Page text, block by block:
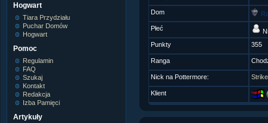
Hogwart
Tiara Przydziału
Puchar Domów
Hogwart
Pomoc
Regulamin
FAQ
Szukaj
Kontakt
Redakcja
Izba Pamięci
Artykuły
Dom
Płeć
Punkty
355
Ranga
Nick na Pottermore:
Klient